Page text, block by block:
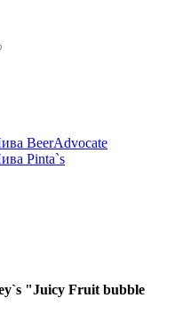
BeerAdvocate
Pinta`s
"Juicy Fruit bubble